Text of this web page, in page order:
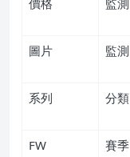
價格 監測
圖片 監測
系列 分類
FW
賽季